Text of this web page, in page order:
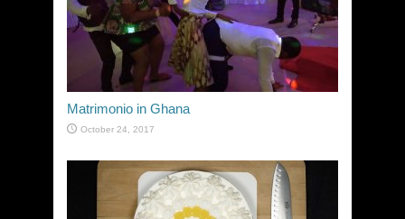
Matrimonio in Ghana
October 24, 2017